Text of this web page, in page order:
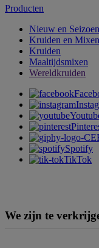
Producten
Nieuw en
Kruiden en Mixen
Kruiden
Maaltijdsmixen
Wereldkruiden
Spotify
TikTok
We zijn te